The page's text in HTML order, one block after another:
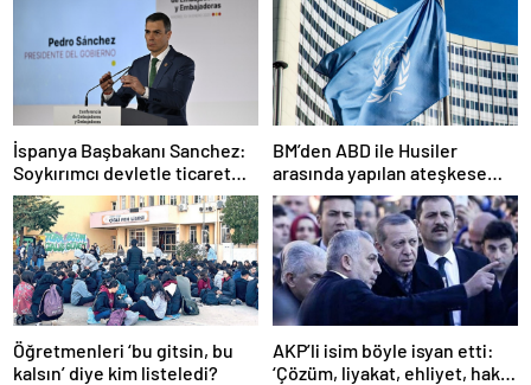
İspanya Başbakanı Sanchez:
Soykırımcı devletle ticaret
yapmayız
BM’den ABD ile Husiler
arasında yapılan ateşkese
ilişkin değerlendirme
Öğretmenleri ‘bu gitsin, bu
kalsın’ diye kim listeledi?
AKP’li isim böyle isyan etti:
‘Çözüm, liyakat, ehliyet, hak,